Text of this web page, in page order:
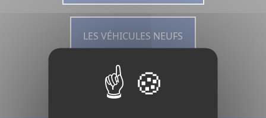
LES VÉHICULES NEUFS